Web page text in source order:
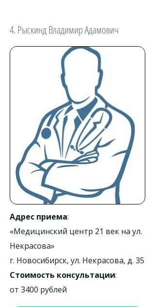
4. Рыскинд Владимир Адамович
Адрес приема:
«Медицинский центр 21 век на ул.
Некрасова»
г. Новосибирск, ул. Некрасова, д. 35
Стоимость консультации:
от 3400 рублей